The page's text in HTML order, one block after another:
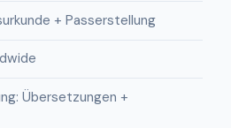
+ Passerstellung
Übersetzungen +